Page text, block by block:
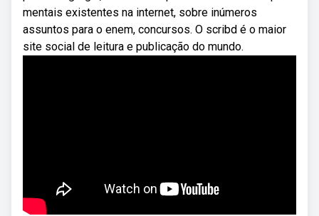
mentais existentes na internet, sobre inúmeros
assuntos para o enem, concursos. O scribd é o maior
site social de leitura e publicação do mundo.